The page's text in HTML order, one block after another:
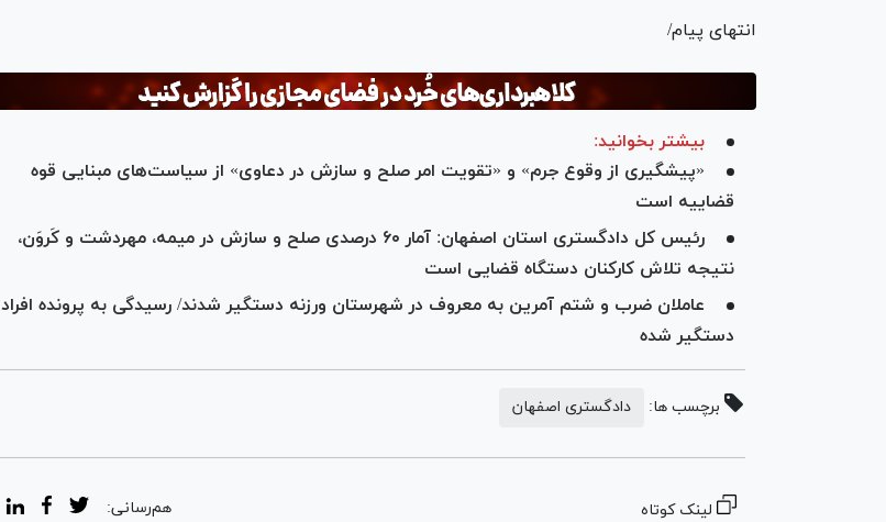
انتهای پیام/
بیشتر بخوانید:
«پیشگیری از وقوع جرم» و «تقویت امر صلح و سازش در دعاوی» از سیاست‌های مبنایی قوه
قضاییه است
رئیس کل دادگستری استان اصفهان: آمار ۶۰ درصدی صلح و سازش در میمه، مهردشت و کَروَن،
نتیجه تلاش کارکنان دستگاه قضایی است
عاملان ضرب و شتم آمرین به معروف در شهرستان ورزنه دستگیر شدند/ رسیدگی به پرونده افراد
دستگیر شده
برچسب ها: دادگستری اصفهان
لینک کوتاه هم‌رسانی: